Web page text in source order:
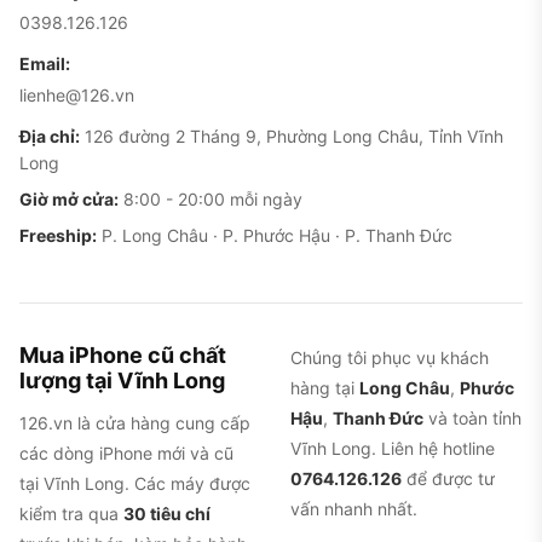
VN/A
Nam
eSIM,
KHÔNG có
Mỹ)
hàng nhiều,
vật lý
ZA/A
Hong
Kong
Có khay SIM
vật lý + eSIM
(kiểm tra
đúng mã
máy)
Nguồn hàng cũ
nhiều, cần soi
kỹ tình trạng và
lịch sử sửa
0398.126.126
Email:
lienhe@126.vn
Địa chỉ: 126 đường 2 Tháng 9, Phường Long Châu, Tỉnh Vĩnh
Long
Giờ mở cửa: 8:00 - 20:00 mỗi ngày
Freeship: P. Long Châu · P. Phước Hậu · P. Thanh Đức
Mua iPhone cũ chất
lượng tại Vĩnh Long
126.vn là cửa hàng cung cấp
các dòng iPhone mới và cũ
tại Vĩnh Long. Các máy được
kiểm tra qua 30 tiêu chí
Chúng tôi phục vụ khách
hàng tại Long Châu, Phước
Hậu, Thanh Đức và toàn tỉnh
Vĩnh Long. Liên hệ hotline
0764.126.126 để được tư
vấn nhanh nhất.